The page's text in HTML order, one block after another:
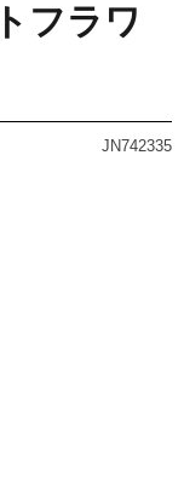
フラワ
JN742335